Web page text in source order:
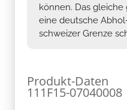
können. Das gleiche
eine deutsche
schweizer Grenze
Produkt-Daten
111F15-07040008